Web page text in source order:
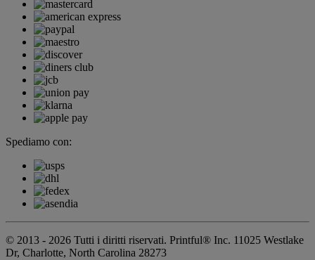
Spediamo con:
© 2013 - 2026 Tutti i diritti riservati. Printful® Inc. 11025 Westlake
Dr, Charlotte, North Carolina 28273